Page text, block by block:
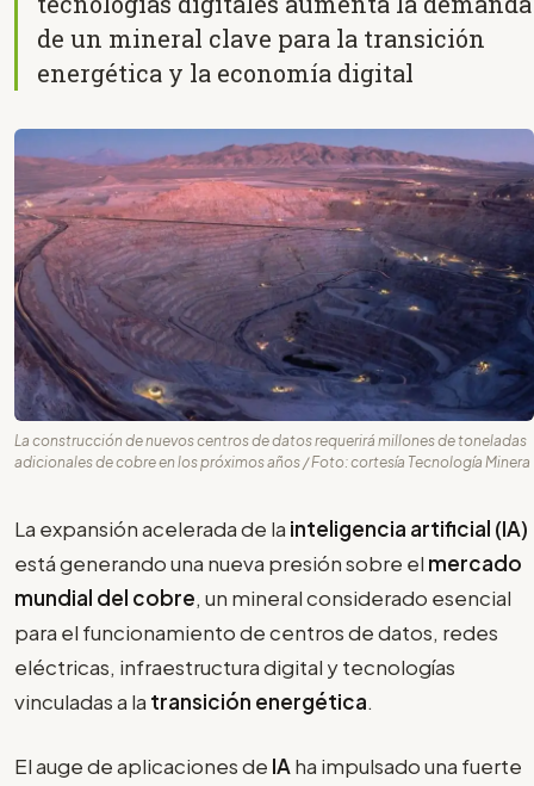
de un mineral clave para la transición
energética y la economía digital
La construcción de nuevos centros de datos requerirá millones de toneladas
adicionales de cobre en los próximos años / Foto: cortesía Tecnología Minera
La expansión acelerada de la inteligencia artificial (IA)
está generando una nueva presión sobre el mercado
mundial del cobre, un mineral considerado esencial
para el funcionamiento de centros de datos, redes
eléctricas, infraestructura digital y tecnologías
vinculadas a la transición energética.
El auge de aplicaciones de IA ha impulsado una fuerte